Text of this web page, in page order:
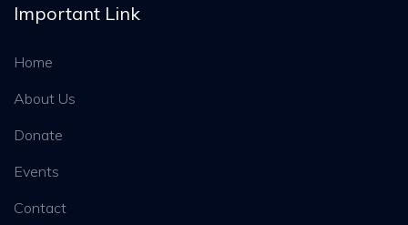
Important Link
Home
About Us
Donate
Events
Contact